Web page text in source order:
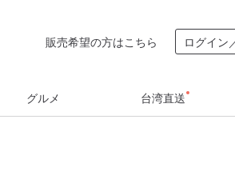
販売希望の方はこちら ログイン
グルメ 台湾直送